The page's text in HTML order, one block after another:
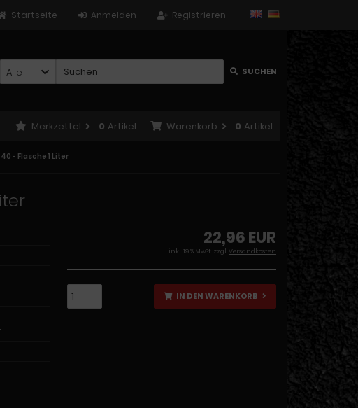
Registrieren
Anmelden
Startseite
Alle SUCHEN
Warenkorb 0 Artikel
Merkzettel 0 Artikel
- Flasche 1 Liter
22,96 EUR
inkl. 19 % MwSt. zzgl.Versandkosten
IN DEN WARENKORB